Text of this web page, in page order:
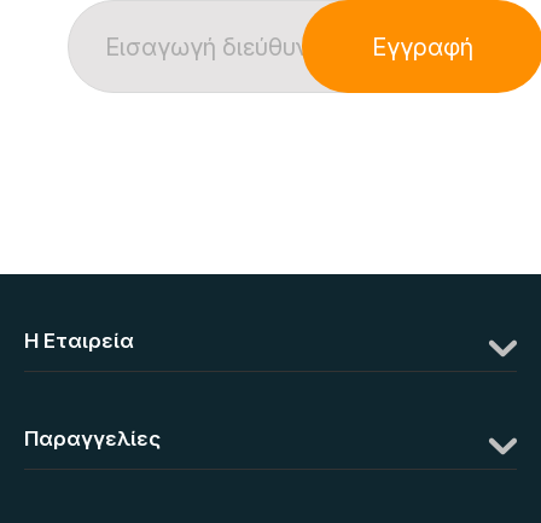
Εγγραφή
Η Eταιρεία
Παραγγελίες